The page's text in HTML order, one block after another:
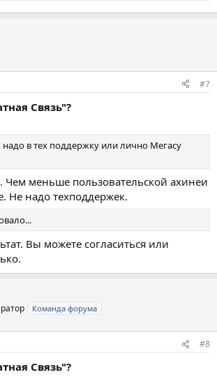
#7
Связь"?
надо в тех поддержку или лично Мегасу
Чем меньше пользовательской ахинеи
Не надо техподдержек.
Вы можете согласиться или
Команда форума
#8
Связь"?